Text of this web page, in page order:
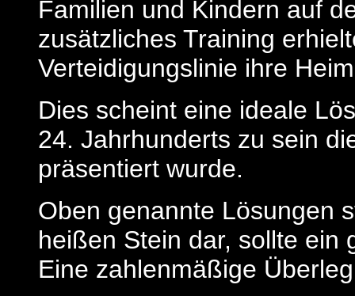
Familien und Kindern auf
zusätzliches Training
Verteidigungslinie ihre
Dies scheint eine ideale
24. Jahrhunderts zu sein
präsentiert wurde.
Oben genannte Lösungen
heißen Stein dar, sollte ein
Eine zahlenmäßige